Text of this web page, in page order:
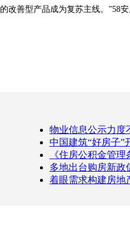
型产品成为复苏主线。”58
物业信息公示力度
中国建筑“好房子”
《住房公积金管理
多地出台购房新政
着眼需求构建房地